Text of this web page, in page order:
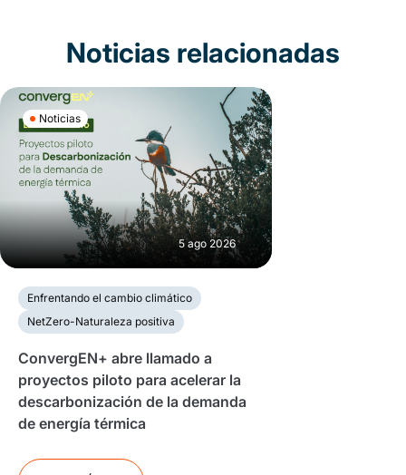
Noticias relacionadas
Noticias
5 ago 2026
Enfrentando el cambio climático
NetZero-Naturaleza positiva
ConvergEN+ abre llamado a
proyectos piloto para acelerar la
descarbonización de la demanda
de energía térmica